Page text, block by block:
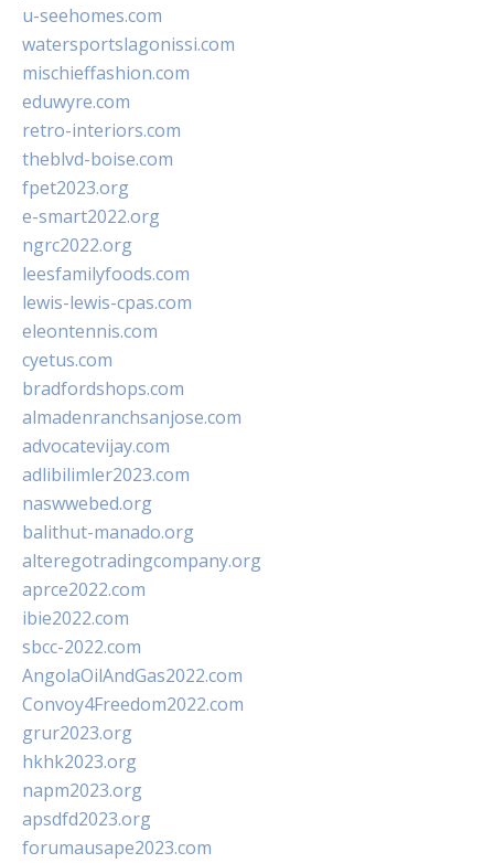
u-seehomes.com
watersportslagonissi.com
mischieffashion.com
eduwyre.com
retro-interiors.com
theblvd-boise.com
fpet2023.org
e-smart2022.org
ngrc2022.org
leesfamilyfoods.com
lewis-lewis-cpas.com
eleontennis.com
cyetus.com
bradfordshops.com
almadenranchsanjose.com
advocatevijay.com
adlibilimler2023.com
naswwebed.org
balithut-manado.org
alteregotradingcompany.org
aprce2022.com
ibie2022.com
sbcc-2022.com
AngolaOilAndGas2022.com
Convoy4Freedom2022.com
grur2023.org
hkhk2023.org
napm2023.org
apsdfd2023.org
forumausape2023.com